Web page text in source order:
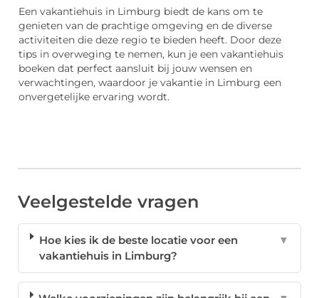
Een vakantiehuis in Limburg biedt de kans om te
genieten van de prachtige omgeving en de diverse
activiteiten die deze regio te bieden heeft. Door deze
tips in overweging te nemen, kun je een vakantiehuis
boeken dat perfect aansluit bij jouw wensen en
verwachtingen, waardoor je vakantie in Limburg een
onvergetelijke ervaring wordt.
Veelgestelde vragen
Hoe kies ik de beste locatie voor een
vakantiehuis in Limburg?
▼